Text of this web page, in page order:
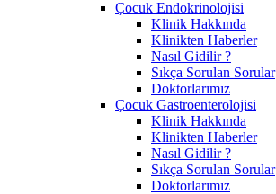
Çocuk Endokrinolojisi
Klinik Hakkında
Klinikten Haberler
Nasıl Gidilir ?
Sıkça Sorulan Sorular
Doktorlarımız
Çocuk Gastroenterolojisi
Klinik Hakkında
Klinikten Haberler
Nasıl Gidilir ?
Sıkça Sorulan Sorular
Doktorlarımız